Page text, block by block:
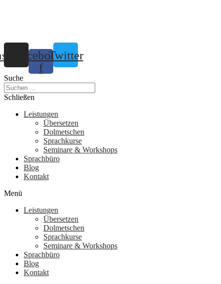
Facebook-
f
Twitter
Suche
Schließen
Leistungen
Übersetzen
Dolmetschen
Sprachkurse
Seminare & Workshops
Sprachbüro
Blog
Kontakt
Menü
Leistungen
Übersetzen
Dolmetschen
Sprachkurse
Seminare & Workshops
Sprachbüro
Blog
Kontakt